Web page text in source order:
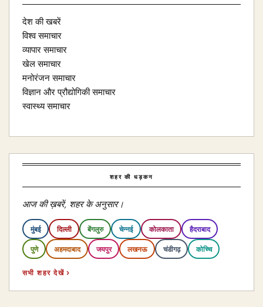
देश की खबरें
विश्व समाचार
व्यापार समाचार
खेल समाचार
मनोरंजन समाचार
विज्ञान और प्रौद्योगिकी समाचार
स्वास्थ्य समाचार
शहर की धड़कन
आज की ख़बरें, शहर के अनुसार।
मुंबई दिल्ली बेंगलुरु चेन्नई कोलकाता हैदराबाद
पुणे अहमदाबाद जयपुर लखनऊ चंडीगढ़ कोच्चि
सभी शहर देखें ›